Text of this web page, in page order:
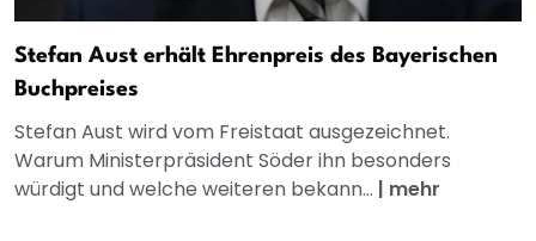
Stefan Aust erhält Ehrenpreis des Bayerischen
Buchpreises
Stefan Aust wird vom Freistaat ausgezeichnet.
Warum Ministerpräsident Söder ihn besonders
würdigt und welche weiteren bekann... | mehr